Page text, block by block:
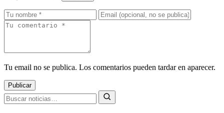
Tu email no se publica. Los comentarios pueden tardar en aparecer.
Publicar